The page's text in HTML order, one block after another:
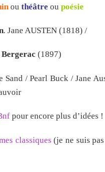
ou théâtre ou poésie
. Jane AUSTEN (1818) /
(1897)
Sand / Pearl Buck / Jane
pour encore plus d’idées !
classiques (je ne suis